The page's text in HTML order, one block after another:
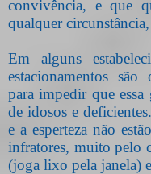
convivência, e que
qualquer
Em alguns
estacionamentos
para impedir que
de idosos e
e a esperteza não
infratores, muito pelo
(joga lixo pela janela)